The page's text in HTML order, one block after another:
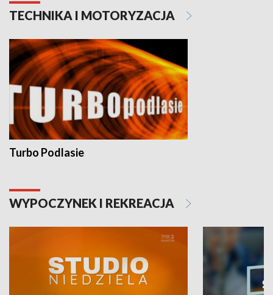
TECHNIKA I MOTORYZACJA
Turbo Podlasie
WYPOCZYNEK I REKREACJA